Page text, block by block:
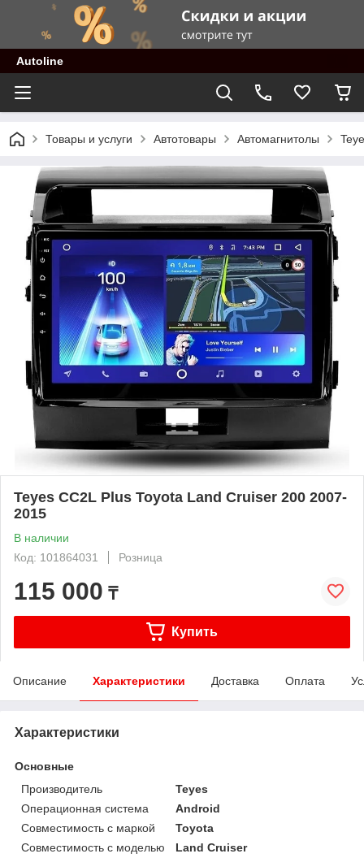
Autoline
Товары и услуги Автотовары Автомагнитолы
Teyes CC2L Plus Toyota Land Cruiser 200 2007-
2015
В наличии
Код: 101864031
Розница
115 000 ₸
Купить
Описание Характеристики Доставка Оплата
Характеристики
Основные
Производитель
Teyes
Операционная система
Android
Совместимость с маркой
Toyota
Совместимость с моделью
Land Cruiser